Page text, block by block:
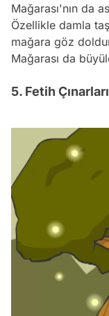
Mağarası'nın da
Özellikle damla
mağara göz
Mağarası da
5. Fetih Çınarları